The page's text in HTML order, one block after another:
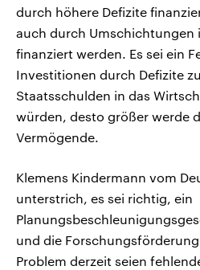
durch höhere Defizite
auch durch Umschichtungen
finanziert werden. Es sei ein
Investitionen durch Defizite
Staatsschulden in das
würden, desto größer werde
Vermögende.
Klemens Kindermann vom
unterstrich, es sei richtig, ein
und die
Problem derzeit seien